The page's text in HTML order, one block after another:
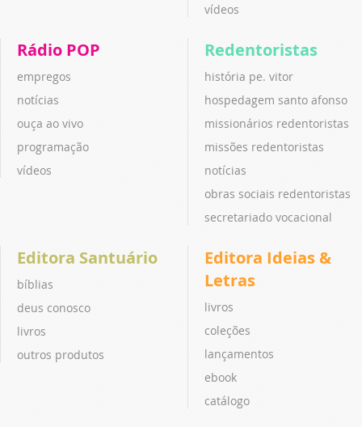
vídeos
Rádio POP
empregos
notícias
ouça ao vivo
programação
vídeos
Redentoristas
história pe. vitor
hospedagem santo afonso
missionários redentoristas
missões redentoristas
notícias
obras sociais redentoristas
secretariado vocacional
Editora Santuário
bíblias
deus conosco
livros
outros produtos
Editora Ideias &
Letras
livros
coleções
lançamentos
ebook
catálogo